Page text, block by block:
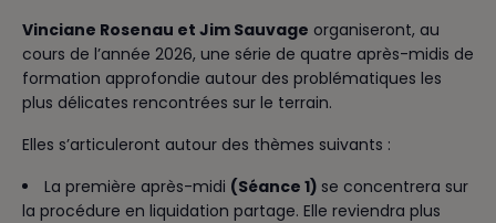
Vinciane Rosenau et Jim Sauvage organiseront, au
cours de l’année 2026, une série de quatre après-midis de
formation approfondie autour des problématiques les
plus délicates rencontrées sur le terrain.
Elles s’articuleront autour des thèmes suivants :
La première après-midi (Séance 1) se concentrera sur
la procédure en liquidation partage. Elle reviendra plus